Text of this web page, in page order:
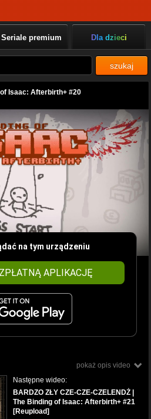
Seriale premium Dla dzieci
szukaj
Isaac: Afterbirth+ #20
na tym urządzeniu
APLIKACJĘ
pokaż opis video
Następne wideo:
BARDZO ZŁY CZE-CZE-CZELENDŻ |
The Binding of Isaac: Afterbirth+ #21
[Reupload]